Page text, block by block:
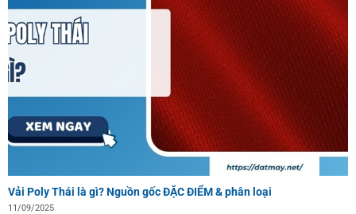
Vải Poly Thái là gì? Nguồn gốc ĐẶC ĐIỂM & phân loại
11/09/2025